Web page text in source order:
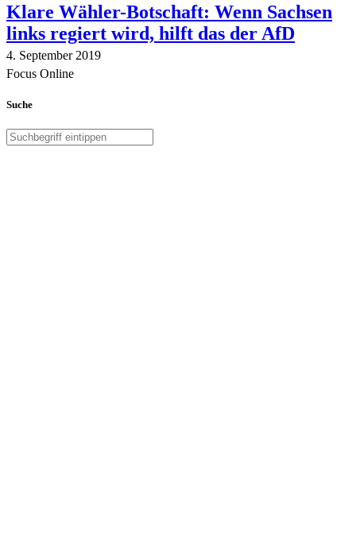
Klare Wähler-Botschaft: Wenn Sachsen
links regiert wird, hilft das der AfD
4. September 2019
Focus Online
Suche